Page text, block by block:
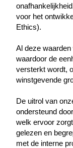
voor het
Ethics).
Al deze
waardoor de
versterkt wordt,
winstgevende
De uitrol van
ondersteund
welk ervoor
gelezen en
met de interne